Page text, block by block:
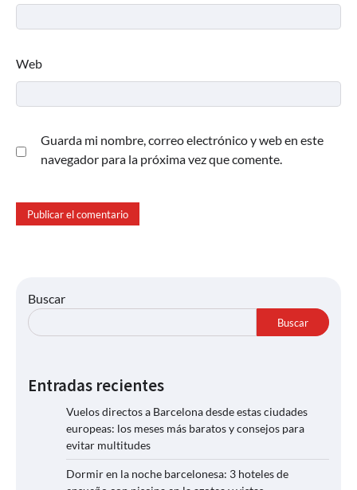
Web
Guarda mi nombre, correo electrónico y web en este
navegador para la próxima vez que comente.
Buscar
Buscar
Entradas recientes
Vuelos directos a Barcelona desde estas ciudades
europeas: los meses más baratos y consejos para
evitar multitudes
Dormir en la noche barcelonesa: 3 hoteles de